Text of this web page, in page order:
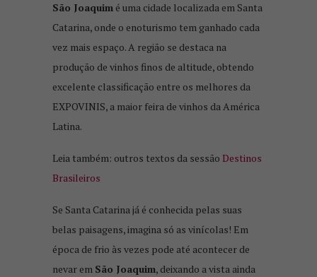
São Joaquim é uma cidade localizada em Santa
Catarina, onde o enoturismo tem ganhado cada
vez mais espaço. A região se destaca na
produção de vinhos finos de altitude, obtendo
excelente classificação entre os melhores da
EXPOVINIS, a maior feira de vinhos da América
Latina.
Leia também: outros textos da sessão Destinos
Brasileiros
Se Santa Catarina já é conhecida pelas suas
belas paisagens, imagina só as vinícolas! Em
época de frio às vezes pode até acontecer de
nevar em São Joaquim, deixando a vista ainda